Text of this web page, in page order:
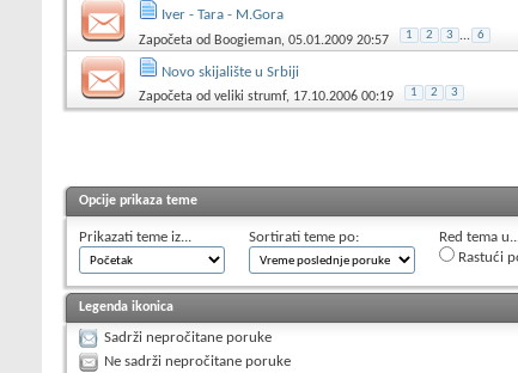
Iver - Tara - M.Gora
Započeta od Boogieman, 05.01.2009 20:57 1 2 3 ... 6
Novo skijalište u Srbiji
Započeta od veliki strumf, 17.10.2006 00:19 1 2 3
Opcije prikaza teme
Prikazati teme iz... Sortirati teme po:
Red tema
Rastući
Legenda ikonica
Sadrži nepročitane poruke
Ne sadrži nepročitane poruke